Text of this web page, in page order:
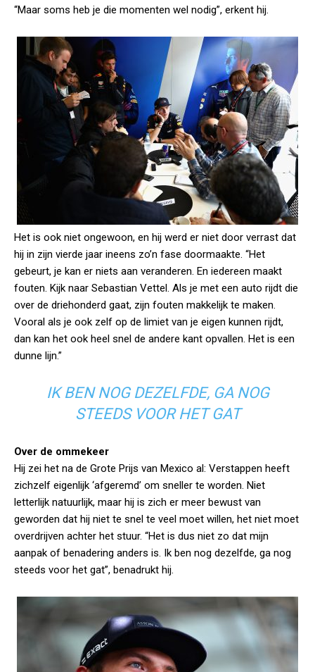
“Maar soms heb je die momenten wel nodig”, erkent hij.
Het is ook niet ongewoon, en hij werd er niet door verrast dat
hij in zijn vierde jaar ineens zo’n fase doormaakte. “Het
gebeurt, je kan er niets aan veranderen. En iedereen maakt
fouten. Kijk naar Sebastian Vettel. Als je met een auto rijdt die
over de driehonderd gaat, zijn fouten makkelijk te maken.
Vooral als je ook zelf op de limiet van je eigen kunnen rijdt,
dan kan het ook heel snel de andere kant opvallen. Het is een
dunne lijn.”
IK BEN NOG DEZELFDE, GA NOG
STEEDS VOOR HET GAT
Over de ommekeer
Hij zei het na de Grote Prijs van Mexico al: Verstappen heeft
zichzelf eigenlijk ‘afgeremd’ om sneller te worden. Niet
letterlijk natuurlijk, maar hij is zich er meer bewust van
geworden dat hij niet te snel te veel moet willen, het niet moet
overdrijven achter het stuur. “Het is dus niet zo dat mijn
aanpak of benadering anders is. Ik ben nog dezelfde, ga nog
steeds voor het gat”, benadrukt hij.